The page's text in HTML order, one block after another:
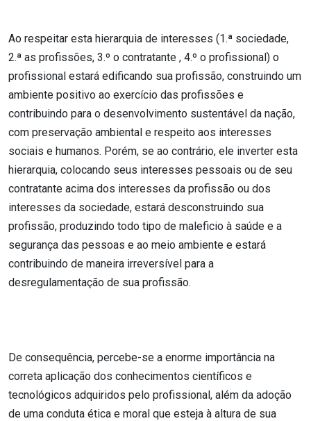
Ao respeitar esta hierarquia de interesses (1.ª sociedade,
2.ª as profissões, 3.º o contratante , 4.º o profissional) o
profissional estará edificando sua profissão, construindo um
ambiente positivo ao exercício das profissões e
contribuindo para o desenvolvimento sustentável da nação,
com preservação ambiental e respeito aos interesses
sociais e humanos. Porém, se ao contrário, ele inverter esta
hierarquia, colocando seus interesses pessoais ou de seu
contratante acima dos interesses da profissão ou dos
interesses da sociedade, estará desconstruindo sua
profissão, produzindo todo tipo de maleficio à saúde e a
segurança das pessoas e ao meio ambiente e estará
contribuindo de maneira irreversível para a
desregulamentação de sua profissão.
De consequência, percebe-se a enorme importância na
correta aplicação dos conhecimentos científicos e
tecnológicos adquiridos pelo profissional, além da adoção
de uma conduta ética e moral que esteja à altura de sua